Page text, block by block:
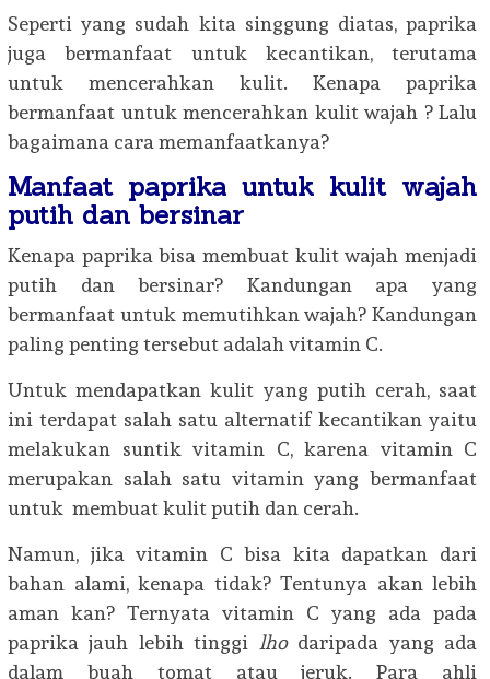
Seperti yang sudah kita singgung diatas, paprika
juga bermanfaat untuk kecantikan, terutama
untuk mencerahkan kulit. Kenapa paprika
bermanfaat untuk mencerahkan kulit wajah ? Lalu
bagaimana cara memanfaatkanya?
Manfaat paprika untuk kulit wajah
putih dan bersinar
Kenapa paprika bisa membuat kulit wajah menjadi
putih dan bersinar? Kandungan apa yang
bermanfaat untuk memutihkan wajah? Kandungan
paling penting tersebut adalah vitamin C.
Untuk mendapatkan kulit yang putih cerah, saat
ini terdapat salah satu alternatif kecantikan yaitu
melakukan suntik vitamin C, karena vitamin C
merupakan salah satu vitamin yang bermanfaat
untuk membuat kulit putih dan cerah.
Namun, jika vitamin C bisa kita dapatkan dari
bahan alami, kenapa tidak? Tentunya akan lebih
aman kan? Ternyata vitamin C yang ada pada
paprika jauh lebih tinggi
lho daripada yang ada
dalam buah tomat atau jeruk. Para ahli